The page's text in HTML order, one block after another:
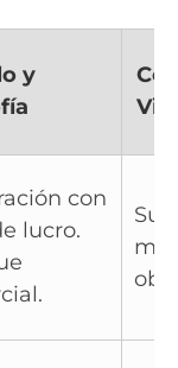
y
con
lucro.